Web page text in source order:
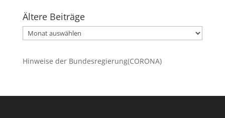
Ältere Beiträge
Ältere
Beiträge
Hinweise der Bundesregierung(CORONA)